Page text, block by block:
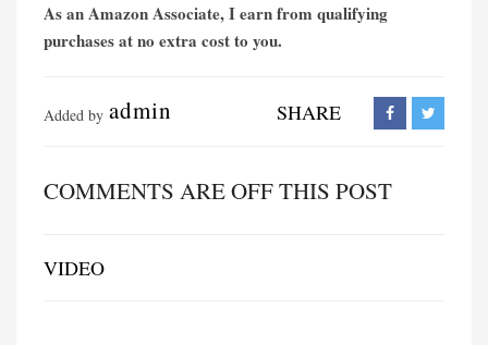
As an Amazon Associate, I earn from qualifying
purchases at no extra cost to you.
Added by admin SHARE
COMMENTS ARE OFF THIS POST
VIDEO